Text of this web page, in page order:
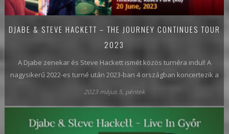
DJABE & STEVE HACKETT – THE JOURNEY CONTINUES TOUR
2023
A Djabe zenekar és Steve Hackett ismét közös turnéra indul! A
nagysikerű 2022-es turné után 2023-ban 4 országban koncertezik a
2023 május 5, péntek